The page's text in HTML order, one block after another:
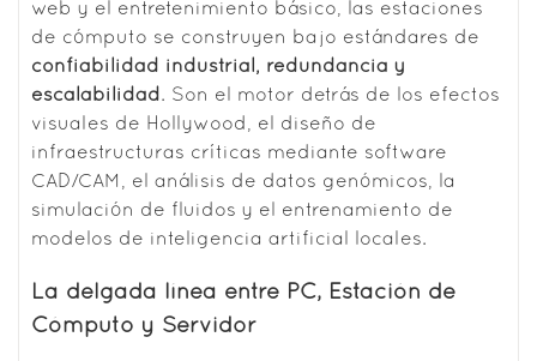
web y el entretenimiento básico, las estaciones
de cómputo se construyen bajo estándares de
confiabilidad industrial, redundancia y
escalabilidad . Son el motor detrás de los efectos
visuales de Hollywood, el diseño de
infraestructuras críticas mediante software
CAD/CAM, el análisis de datos genómicos, la
simulación de fluidos y el entrenamiento de
modelos de inteligencia artificial locales.
La delgada línea entre PC, Estación de
Cómputo y Servidor